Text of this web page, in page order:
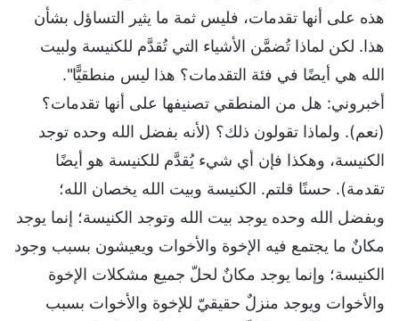
هذه على أنها تقدمات، فليس ثمة ما يثير التساؤل بشأن
هذا. لكن لماذا تُضمَّن الأشياء التي تُقدَّم للكنيسة ولبيت
الله هي أيضًا في فئة التقدمات؟ هذا ليس منطقيًّا".
أخبروني: هل من المنطقي تصنيفها على أنها تقدمات؟
(نعم). ولماذا تقولون ذلك؟ (لأنه بفضل الله وحده توجد
الكنيسة، وهكذا فإن أي شيء يُقدَّم للكنيسة هو أيضًا
تقدمة). حسنًا قلتم. الكنيسة وبيت الله يخصان الله؛
وبفضل الله وحده يوجد بيت الله وتوجد الكنيسة؛ إنما يوجد
مكانٌ ما يجتمع فيه الإخوة والأخوات ويعيشون بسبب وجود
الكنيسة؛ وإنما يوجد مكانٌ لحلّ جميع مشكلات الإخوة
والأخوات ويوجد منزلٌ حقيقيّ للإخوة والأخوات بسبب